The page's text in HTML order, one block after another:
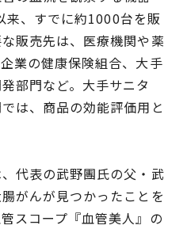
、すでに約1000台を販
販売先は、医療機関や薬
業の健康保険組合、大手
部門など。大手サニタ
は、商品の効能評価用と
代表の武野團氏の父・武
がんが見つかったことを
スコープ『血管美人』の